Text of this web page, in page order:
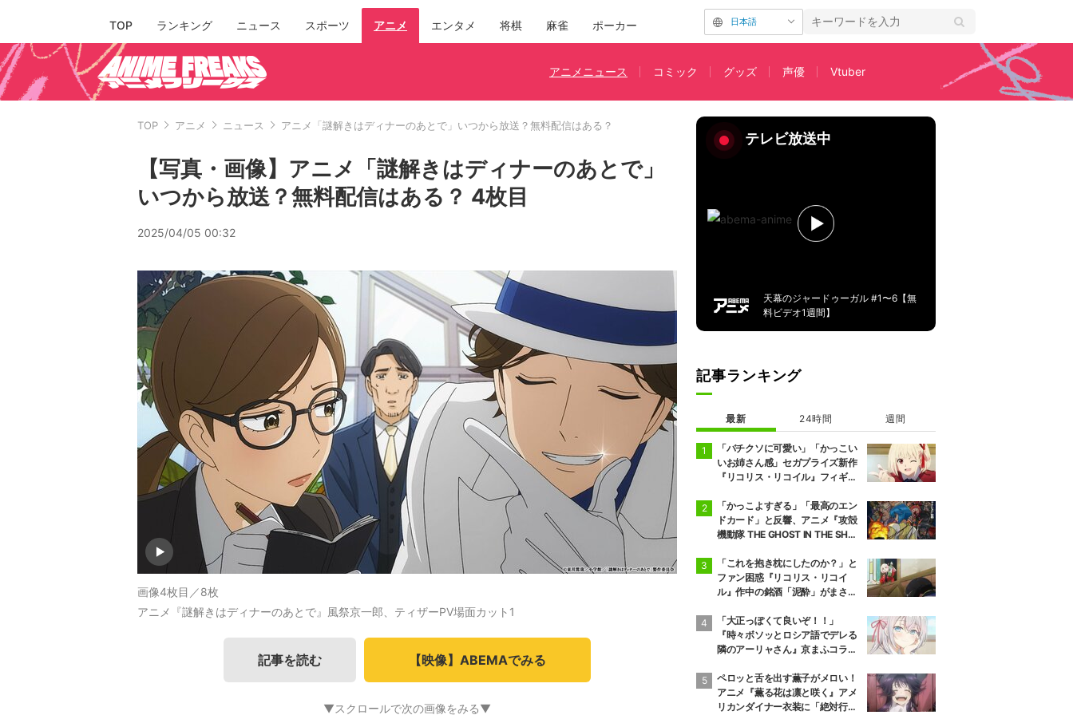
TOP ランキング ニュース スポーツ アニメ エンタメ 将棋 麻雀 ポーカー 日本語
アニメニュース コミック グッズ 声優 Vtuber
TOP アニメ ニュース アニメ「謎解きはディナーのあとで」いつから放送？無料配信はある？
【写真・画像】アニメ「謎解きはディナーのあとで」
いつから放送？無料配信はある？ 4枚目
2025/04/05 00:32
画像4枚目／8枚
アニメ『謎解きはディナーのあとで』風祭京一郎、ティザーPV場面カット1
記事を読む 【映像】ABEMAでみる
▼スクロールで次の画像をみる▼
テレビ放送中
天幕のジャードゥーガル #1〜6【無
料ビデオ1週間】
記事ランキング
最新 24時間 週間
「バチクソに可愛い」「かっこい
いお姉さん感」セガプライズ新作
『リコリス・リコイル』フィギュ
「かっこよすぎる」「最高のエン
ドカード」と反響、アニメ『攻殻
機動隊 THE GHOST IN THE SHEL
「これを抱き枕にしたのか？」と
ファン困惑『リコリス・リコイ
ル』作中の銘酒「泥酔」がまさか
「大正っぽくて良いぞ！！」
『時々ボソッとロシア語でデレる
隣のアーリャさん』京まふコラボ
ペロッと舌を出す薫子がメロい！
アニメ『薫る花は凛と咲く』アメ
リカンダイナー衣装に「絶対行き